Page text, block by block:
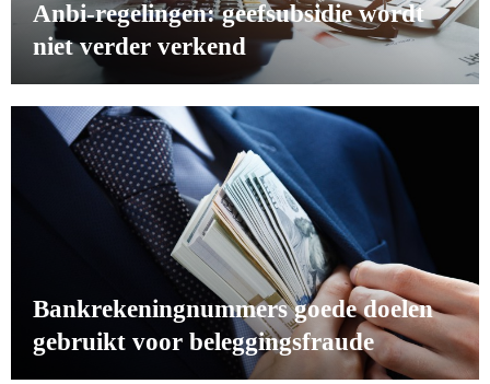
Anbi-regelingen: geefsubsidie wordt
niet verder verkend
Bankrekeningnummers goede doelen
gebruikt voor beleggingsfraude